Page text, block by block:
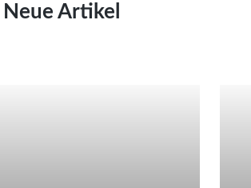
Neue Artikel